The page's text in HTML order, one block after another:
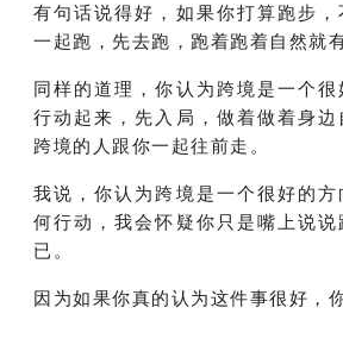
有句话说得好，如果你打算跑步，
一起跑，先去跑，跑着跑着自然就
同样的道理，你认为跨境是一个
行动起来，先入局，做着做着身边
跨境的人跟你一起往前走。
我说，你认为跨境是一个很好的方
何行动，我会怀疑你只是嘴上说说
已。
因为如果你真的认为这件事很好，